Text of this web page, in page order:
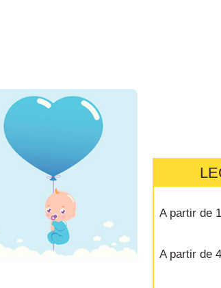
A partir de
A partir de